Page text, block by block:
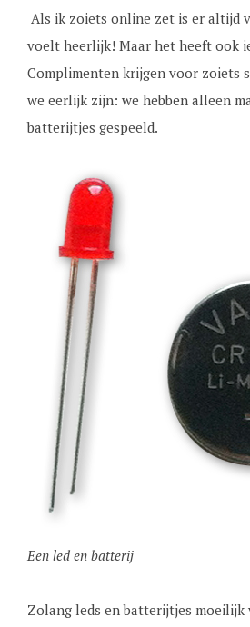
Als ik zoiets online zet is er altijd
voelt heerlijk! Maar het heeft ook
Complimenten krijgen voor zoiets
we eerlijk zijn: we hebben alleen
batterijtjes gespeeld.
Een led en batterij
Zolang leds en batterijtjes moeilijk